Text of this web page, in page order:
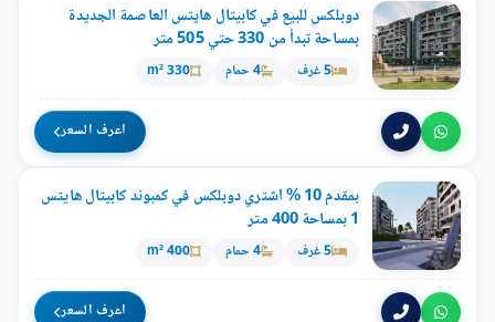
دوبلكس للبيع في كابيتال هايتس العاصمة الجديدة
بمساحة تبدأ من 330 حتي 505 متر
5 غرف 4 حمام 330 m²
اعرف السعر
بمقدم 10 % اشتري دوبلكس في كمبوند كابيتال هايتس
1 بمساحة 400 متر
5 غرف 4 حمام 400 m²
اعرف السعر